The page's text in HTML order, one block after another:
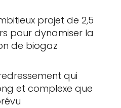
projet de 2,5
pour dynamiser la
de biogaz
qui
et complexe que